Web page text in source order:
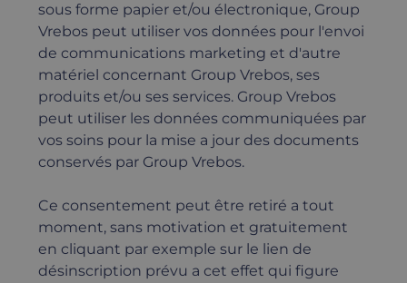
sous forme papier et/ou électronique, Group
Vrebos peut utiliser vos données pour l'envoi
de communications marketing et d'autre
matériel concernant Group Vrebos, ses
produits et/ou ses services. Group Vrebos
peut utiliser les données communiquées par
vos soins pour la mise a jour des documents
conservés par Group Vrebos.
Ce consentement peut être retiré a tout
moment, sans motivation et gratuitement
en cliquant par exemple sur le lien de
désinscription prévu a cet effet qui figure